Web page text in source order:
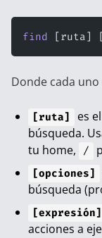
find [ruta]
Donde cada
[ruta]
es
búsqueda.
tu home,
/
[opciones]
búsqueda
[expresión]
acciones a